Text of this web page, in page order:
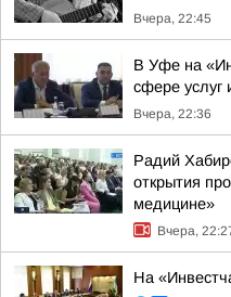
Вчера, 22:45
В Уфе на
сфере услуг
Вчера, 22:36
Радий
открытия
медицине»
Вчера,
На